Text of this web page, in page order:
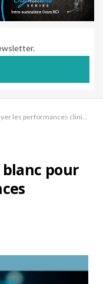
Oticon Zeal : un livre blanc pour étayer les performances cliniques
pour